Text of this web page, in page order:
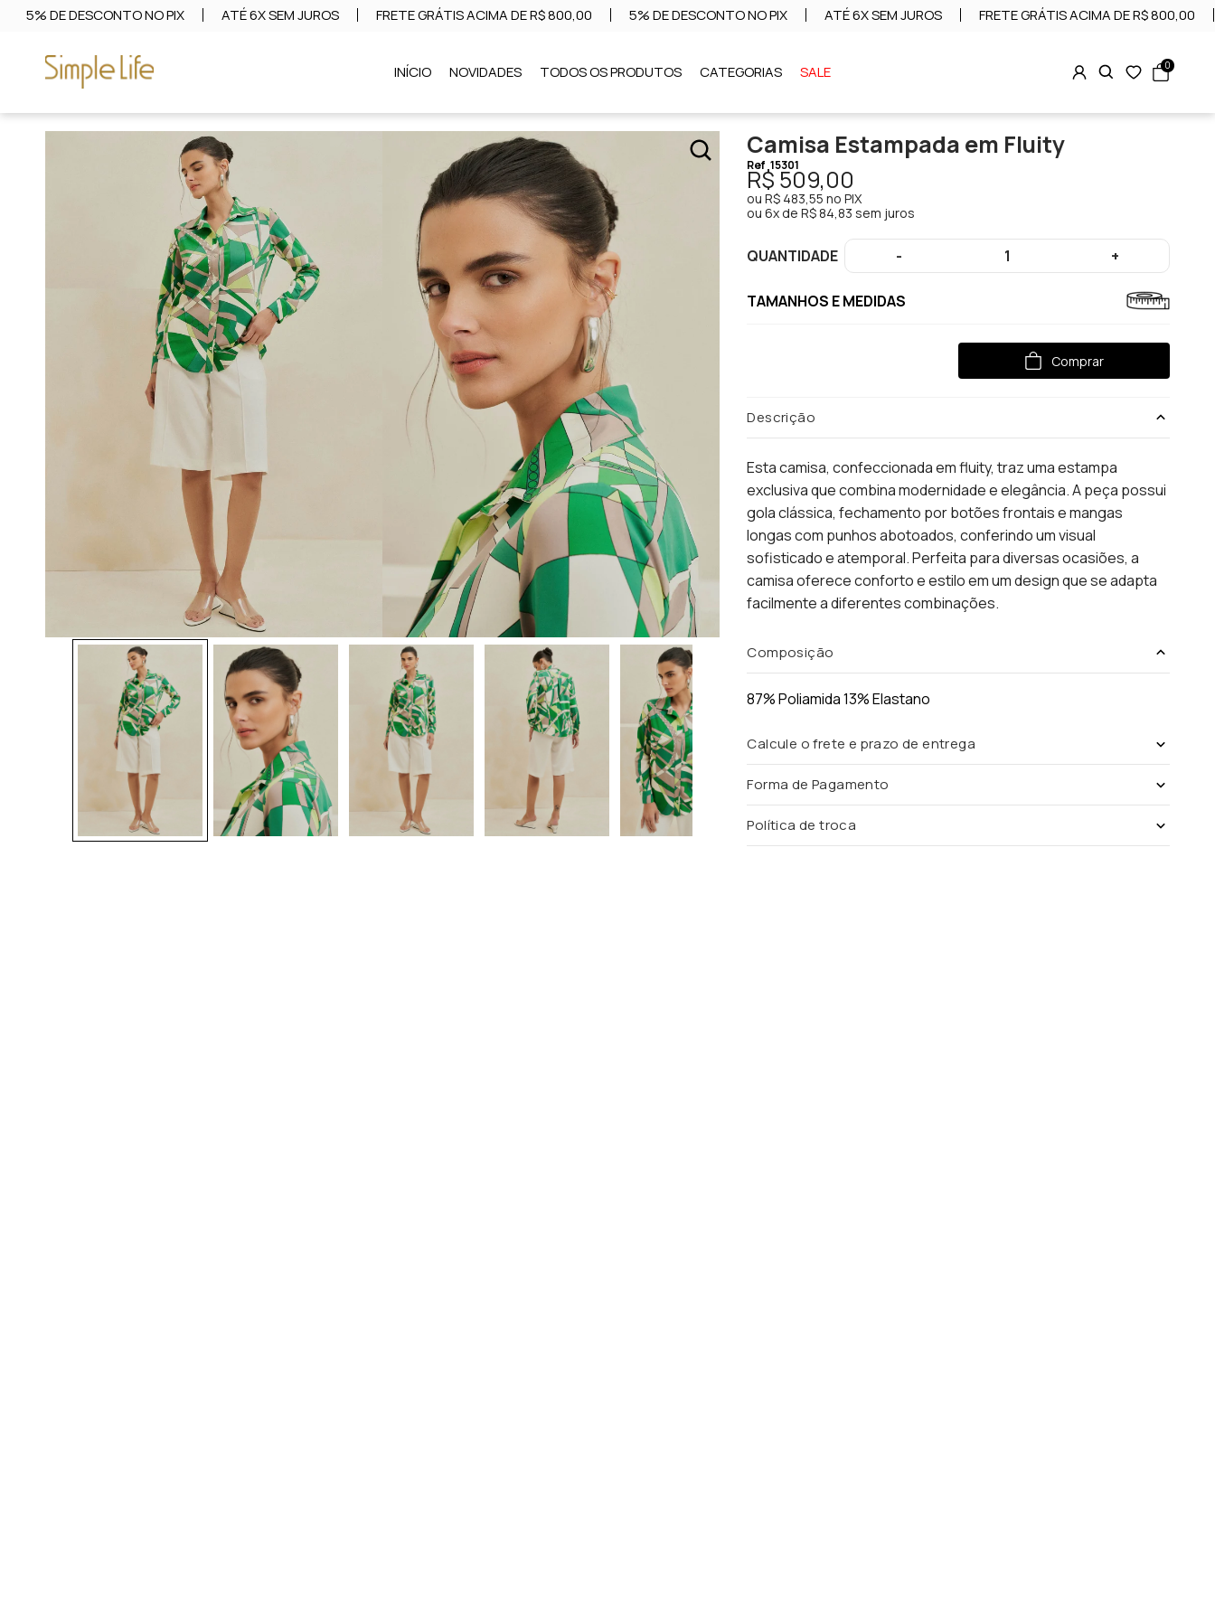
5% DE DESCONTO NO PIX ATÉ 6X SEM JUROS FRETE GRÁTIS ACIMA DE R$ 800,00 5% DE DESCONTO NO PIX ATÉ 6X SEM JUROS FRETE GRÁTIS ACIMA DE R$ 800,00
INÍCIO NOVIDADES TODOS OS PRODUTOS CATEGORIAS SALE 0
Camisa Estampada em Fluity
Ref 15301
R$ 509,00
ouR$ 483,55 no PIX
ou6x de R$ 84,83 sem juros
QUANTIDADE - 1 +
TAMANHOS E MEDIDAS
Comprar
Descrição
Esta camisa, confeccionada em fluity, traz uma estampa
exclusiva que combina modernidade e elegância. A peça possui
gola clássica, fechamento por botões frontais e mangas
longas com punhos abotoados, conferindo um visual
sofisticado e atemporal. Perfeita para diversas ocasiões, a
camisa oferece conforto e estilo em um design que se adapta
facilmente a diferentes combinações.
Composição
87% Poliamida 13% Elastano
Calcule o frete e prazo de entrega
Forma de Pagamento
Política de troca